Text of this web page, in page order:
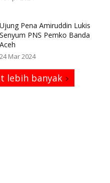
Ujung Pena Amiruddin Lukis
Senyum PNS Pemko Banda
Aceh
24 Mar 2024
lebih banyak